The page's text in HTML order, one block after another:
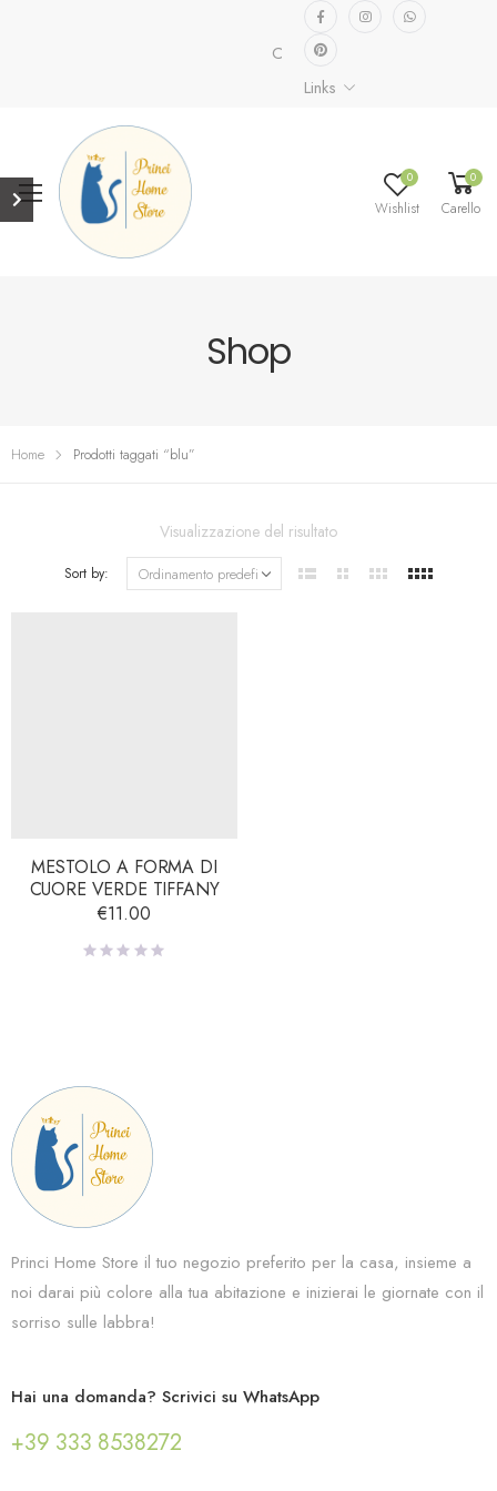
Collezione speciale già
Links
0
Wishlist
0
Carello
Shop
Home Prodotti taggati “blu”
Visualizzazione del risultato
Sort by:
MESTOLO A FORMA DI
CUORE VERDE TIFFANY
€11.00
Princi Home Store il tuo negozio preferito per la casa, insieme a
noi darai più colore alla tua abitazione e inizierai le giornate con il
sorriso sulle labbra!
Hai una domanda? Scrivici su WhatsApp
+39 333 8538272